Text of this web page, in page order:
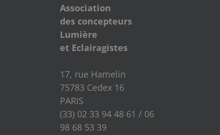
Association
des concepteurs
Lumière
et Eclairagistes
17, rue Hamelin
75783 Cedex 16
PARIS
(33) 02 33 94 48 61 / 06
98 68 53 39